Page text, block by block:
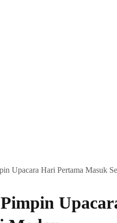
Upacara Hari Pertama Masuk